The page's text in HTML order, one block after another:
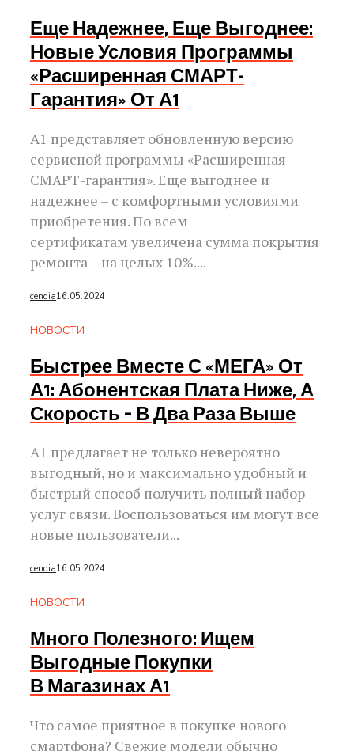
Еще Надежнее, Еще Выгоднее:
Новые Условия Программы
«Расширенная СМАРТ-
Гарантия» От А1
А1 представляет обновленную версию
сервисной программы «Расширенная
СМАРТ-гарантия». Еще выгоднее и
надежнее – с комфортными условиями
приобретения. По всем
сертификатам увеличена сумма покрытия
ремонта – на целых 10%....
cendia16.05.2024
НОВОСТИ
Быстрее Вместе С «МЕГА» От
А1: Абонентская Плата Ниже, А
Скорость – В Два Раза Выше
А1 предлагает не только невероятно
выгодный, но и максимально удобный и
быстрый способ получить полный набор
услуг связи. Воспользоваться им могут все
новые пользователи...
cendia16.05.2024
НОВОСТИ
Много Полезного: Ищем
Выгодные Покупки
В Магазинах А1
Что самое приятное в покупке нового
смартфона? Свежие модели обычно